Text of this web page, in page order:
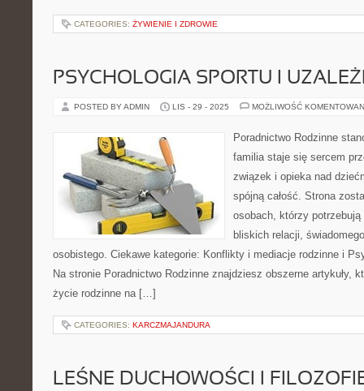
CATEGORIES: ŻYWIENIE I ZDROWIE
PSYCHOLOGIA SPORTU I
POSTED BY ADMIN LIS - 29 - 2025 MOŻLIWOŚĆ
Poradnictwo Rodzinne
familia staje się sercem
związek i opieka nad
spójną całość. Strona
osobach, którzy
bliskich relacji,
osobistego. Ciekawe kategorie: Konflikty i mediacje rodzinne i
Na stronie Poradnictwo Rodzinne znajdziesz obszerne artykuły,
życie rodzinne na […]
CATEGORIES: KARCZMAJANDURA
LEŚNE DUCHOWOŚCI I